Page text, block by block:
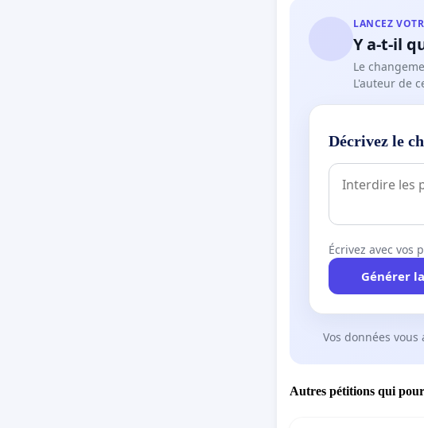
LANCEZ
Y a-t-il
Le
L'auteur de
Décrivez le
Écrivez avec vos
Générer
Vos données
Autres pétitions qui